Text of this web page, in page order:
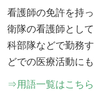
看護師の免許を持
衛隊の看護師とし
科部隊などで勤務
どでの医療活動に
⇒用語一覧はこちら